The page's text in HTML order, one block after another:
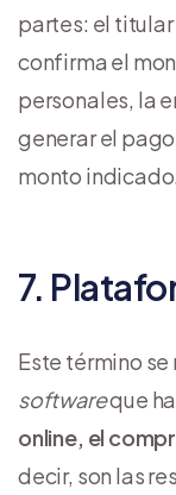
partes: el
confirma el
personales, la
generar el
monto indicado.
7.
Este término
softwareque
online, el
decir, son las